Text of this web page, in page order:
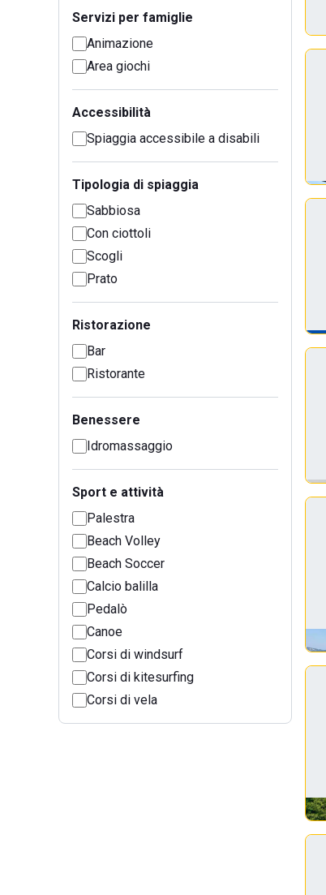
Servizi per famiglie
Animazione
Area giochi
Accessibilità
Spiaggia accessibile a disabili
Tipologia di spiaggia
Sabbiosa
Con ciottoli
Scogli
Prato
Ristorazione
Bar
Ristorante
Benessere
Idromassaggio
Sport e attività
Palestra
Beach Volley
Beach Soccer
Calcio balilla
Pedalò
Canoe
Corsi di windsurf
Corsi di kitesurfing
Corsi di vela